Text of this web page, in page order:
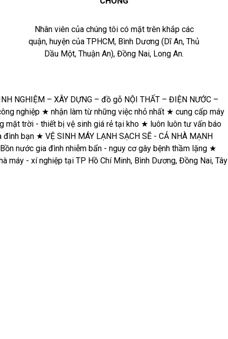
Nhân viên của chúng tôi có mặt trên khắp các
quận, huyện của TPHCM, Bình Dương (Dĩ An, Thủ
Dầu Một, Thuận An), Đồng Nai, Long An.
– XÂY DỰNG – đồ gỗ NỘI THẤT – ĐIỆN NƯỚC – ĐIỆN
nhận làm từ những việc nhỏ nhất★cung cấp máy lạnh giá rẻ tại
giá rẻ tại kho ★luôn luôn tư vấn báo giá trước khi làm ★
SẠCH SẼ - CẢ NHÀ MẠNH KHỎE ★SỬA NHÀ ĐẸP SANG
gây bệnh thầm lặng★thợ việt hiện là đối tác của hơn 200 tòa
Đồng Nai, Tây Ninh, Long An ★